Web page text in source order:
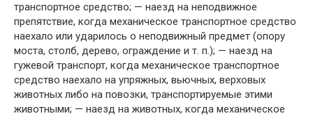
транспортное средство; — наезд на неподвижное
препятствие, когда механическое транспортное средство
наехало или ударилось о неподвижный предмет (опору
моста, столб, дерево, ограждение и т. п.); — наезд на
гужевой транспорт, когда механическое транспортное
средство наехало на упряжных, вьючных, верховых
животных либо на повозки, транспортируемые этими
животными; — наезд на животных, когда механическое